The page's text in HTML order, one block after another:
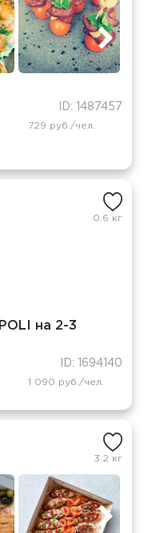
ID: 1487457
729 руб./чел.
0.6 кг
на 2-3
ID: 1694140
1 090 руб./чел.
3.2 кг